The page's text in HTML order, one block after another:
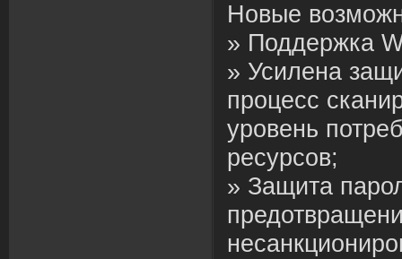
Новые
» Поддержка
» Усилена
процесс
уровень
ресурсов;
» Защита